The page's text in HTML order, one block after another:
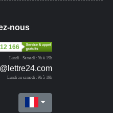
nous
166
Lundi - Samedi : 9h à 19h
Lundi au samedi : 9h à 19h